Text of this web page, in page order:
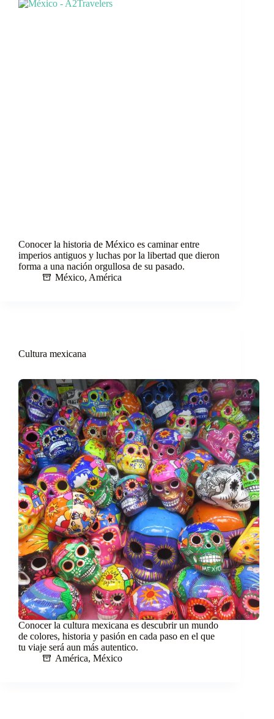
Conocer la historia de México es caminar entre
imperios antiguos y luchas por la libertad que dieron
forma a una nación orgullosa de su pasado.
México, América
Cultura mexicana
Conocer la cultura mexicana es descubrir un mundo
de colores, historia y pasión en cada paso en el que
tu viaje será aun más autentico.
América, México